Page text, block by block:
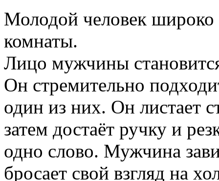
Молодой человек широко
комнаты.
Лицо мужчины
Он стремительно
один из них. Он листает
затем достаёт ручку и
одно слово. Мужчина
бросает свой взгляд на